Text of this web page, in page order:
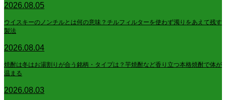
2026.08.05
ウイスキーのノンチルとは何の意味？チルフィルターを使わず濁りをあえて残す
製法
2026.08.04
焼酎は冬はお湯割りが合う銘柄・タイプは？芋焼酎など香り立つ本格焼酎で体が
温まる
2026.08.03